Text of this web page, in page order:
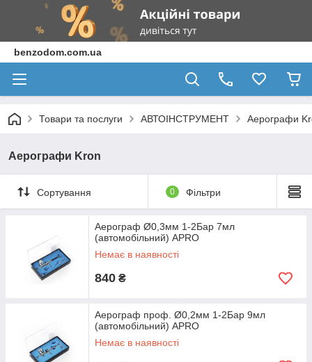
benzodom.com.ua
Товари та послуги АВТОІНСТРУМЕНТ Аерографи
Аерографи Kron
Сортування 0 Фільтри
Аерограф Ø0,3мм 1-2Бар 7мл
(автомобільний) APRO
Немає в наявності
840 ₴
Аерограф проф. Ø0,2мм 1-2Бар 9мл
(автомобільний) APRO
Немає в наявності